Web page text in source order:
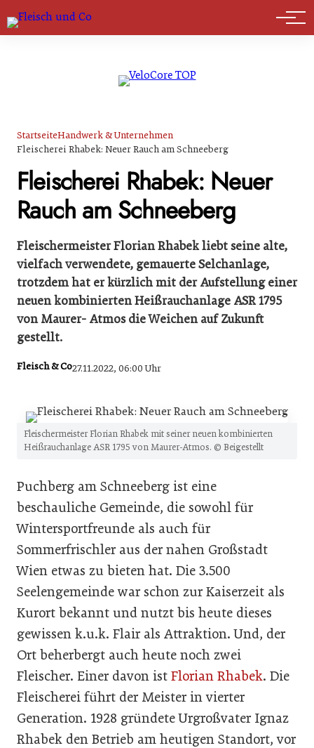
Marktführer
StartseiteHandwerk & Unternehmen
Fleischerei Rhabek: Neuer Rauch am Schneeberg
Fleischerei Rhabek: Neuer
Rauch am Schneeberg
Fleischermeister Florian Rhabek liebt seine alte,
vielfach verwendete, gemauerte Selchanlage,
trotzdem hat er kürzlich mit der Aufstellung einer
neuen kombinierten Heißrauchanlage ASR 1795
von Maurer- Atmos die Weichen auf Zukunft
gestellt.
Fleisch & Co27.11.2022, 06:00 Uhr
Fleischermeister Florian Rhabek mit seiner neuen kombinierten
Heißrauchanlage ASR 1795 von Maurer-Atmos. © Beigestellt
Puchberg am Schneeberg ist eine
beschauliche Gemeinde, die sowohl für
Wintersportfreunde als auch für
Sommerfrischler aus der nahen Großstadt
Wien etwas zu bieten hat. Die 3.500
Seelengemeinde war schon zur Kaiserzeit als
Kurort bekannt und nutzt bis heute dieses
gewissen k.u.k. Flair als Attraktion. Und, der
Ort beherbergt auch heute noch zwei
Fleischer. Einer davon ist Florian Rhabek. Die
Fleischerei führt der Meister in vierter
Generation. 1928 gründete Urgroßvater Ignaz
Rhabek den Betrieb am heutigen Standort, vor